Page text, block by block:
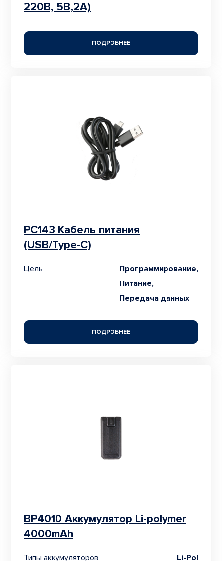
220В, 5В,2A)
ПОДРОБНЕЕ
PC143 Кабель питания
(USB/Type-C)
Цель
Программирование,
Питание,
Передача данных
ПОДРОБНЕЕ
BP4010 Аккумулятор Li-polymer
4000mAh
Типы аккумуляторов Li-Pol